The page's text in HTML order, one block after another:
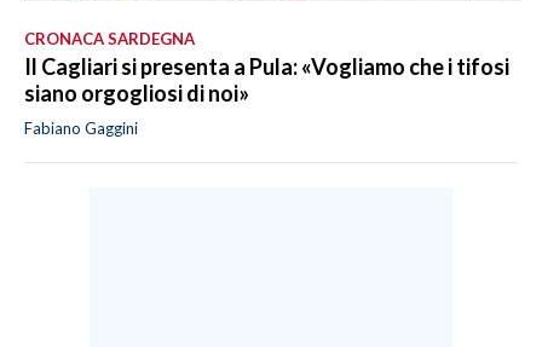
CRONACA SARDEGNA
Il Cagliari si presenta a Pula: «Vogliamo che i tifosi
siano orgogliosi di noi»
Fabiano Gaggini